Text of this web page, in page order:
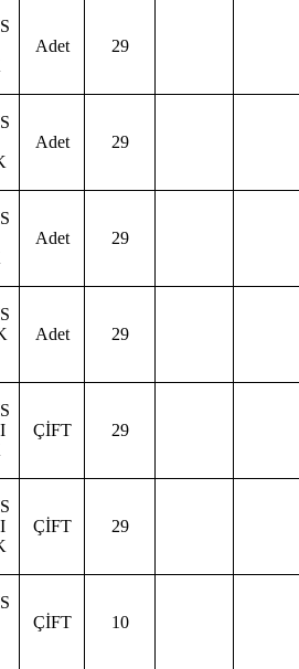
Adet 29
Adet 29
Adet 29
Adet 29
ÇİFT 29
ÇİFT 29
ÇİFT 10